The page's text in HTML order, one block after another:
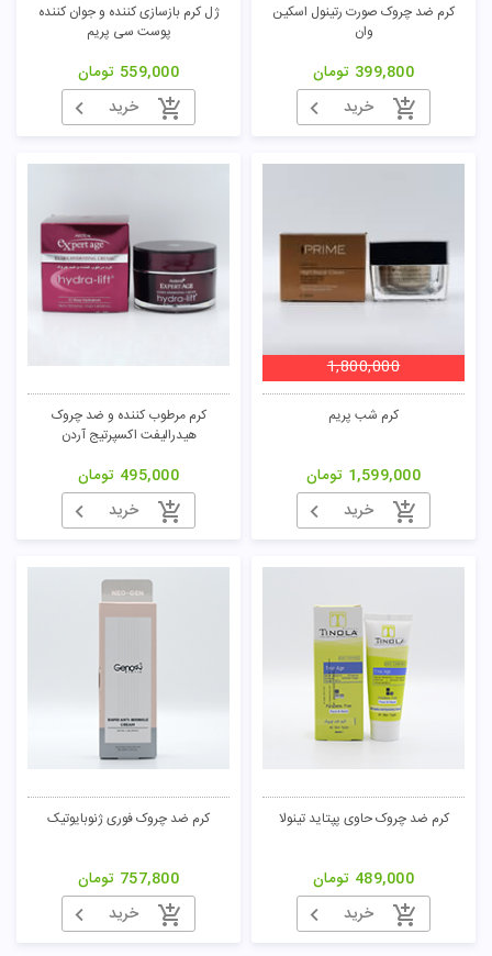
کرم ضد چروک صورت رتینول اسکین
وان
399,800 تومان
خرید
ژل کرم بازسازی کننده و جوان کننده
پوست سی پریم
559,000 تومان
خرید
کرم شب پریم
1,800,000
1,599,000 تومان
خرید
کرم مرطوب کننده و ضد چروک
هیدرالیفت اکسپرتیج آردن
495,000 تومان
خرید
کرم ضد چروک حاوی پپتاید تینولا
489,000 تومان
خرید
کرم ضد چروک فوری ژنوبایوتیک
757,800 تومان
خرید